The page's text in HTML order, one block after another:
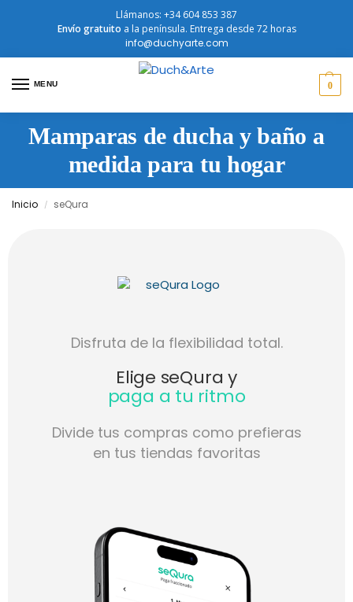
Llámanos: +34 604 853 387
Envío gratuito a la península. Entrega desde 72 horas
info@duchyarte.com
MENU 0
Mamparas de ducha y baño a
medida para tu hogar
Inicio / seQura
Disfruta de la flexibilidad total.
Elige seQura y
‍paga a tu ritmo
Divide tus compras como prefieras
en tus tiendas favoritas